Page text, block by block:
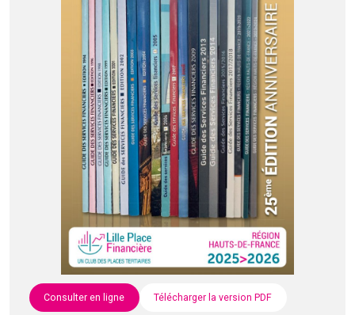
Consulter en ligne Télécharger la version PDF